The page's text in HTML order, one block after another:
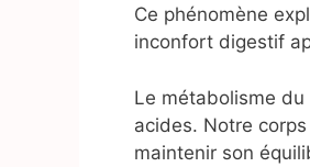
Ce phénomène
inconfort digestif
Le métabolisme
acides. Notre
maintenir son